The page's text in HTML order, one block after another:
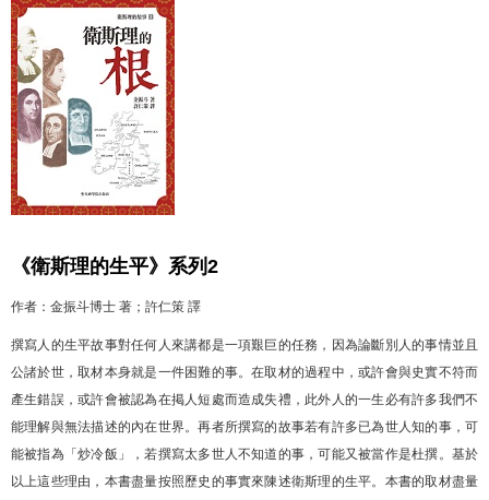
《衛斯理的生平》 系列2
作者： 金振斗博士 著；許仁策 譯
撰寫人的生平故事對任何人來講都是一項艱巨的任務，因為論斷別人的事情並且
公諸於世，取材本身就是一件困難的事。在取材的過程中，或許會與史實不符而
產生錯誤，或許會被認為在掲人短處而造成失禮，此外人的一生必有許多我們不
能理解與無法描述的內在世界。再者所撰寫的故事若有許多已為世人知的事，可
能被指為「炒冷飯」，若撰寫太多世人不知道的事，可能又被當作是杜撰。基於
以上這些理由，本書盡量按照歷史的事實來陳述衛斯理的生平。本書的取材盡量